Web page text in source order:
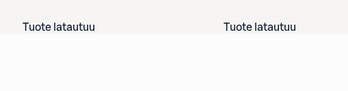
Tuote latautuu Tuote latautuu